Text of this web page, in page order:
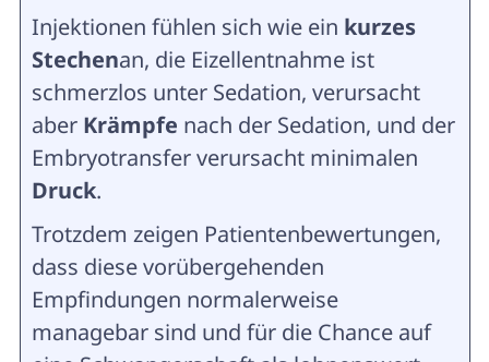
Injektionen fühlen sich wie ein kurzes
Stechenan, die Eizellentnahme ist
schmerzlos unter Sedation, verursacht
aber Krämpfe nach der Sedation, und der
Embryotransfer verursacht minimalen
Druck.
Trotzdem zeigen Patientenbewertungen,
dass diese vorübergehenden
Empfindungen normalerweise
managebar sind und für die Chance auf